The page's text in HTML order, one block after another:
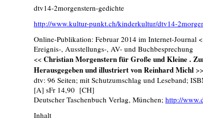
dtv14-2morgenstern-gedichte
http://www.kultur-punkt.ch/kinderkultur/dtv14-
Online-Publikation: Februar 2014 im Internet-Journal
Ereignis-, Ausstellungs-, AV- und Buchbesprechung
<< Christian Morgenstern für Große und Kleine .
Herausgegeben und illustriert von Reinhard Michl >>
dtv: 96 Seiten; mit Schutzumschlag und Leseband;
[A] sFr 14,90 [CH]
Deutscher Taschenbuch Verlag, München; http://
Inhalt